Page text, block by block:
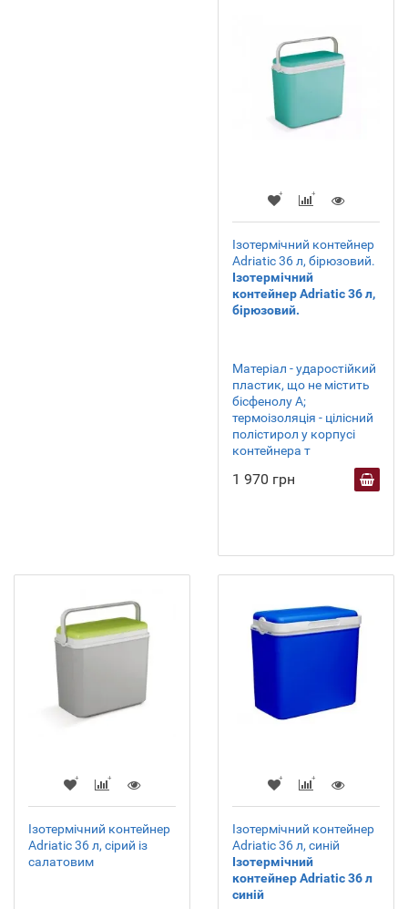
Ізотермічний контейнер
Adriatic 36 л, бірюзовий.
Ізотермічний
контейнер Adriatic 36 л,
бірюзовий.
Матеріал - ударостійкий
пластик, що не містить
бісфенолу А;
термоізоляція - цілісний
полістирол у корпусі
контейнера т
1 970 грн
Ізотермічний контейнер
Adriatic 36 л, сірий із
салатовим
Ізотермічний контейнер
Adriatic 36 л, синій
Ізотермічний
контейнер Adriatic 36 л
синій